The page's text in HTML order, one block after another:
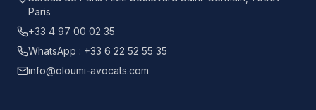
Paris
+33 4 97 00 02 35
WhatsApp : +33 6 22 52 55 35
info@oloumi-avocats.com